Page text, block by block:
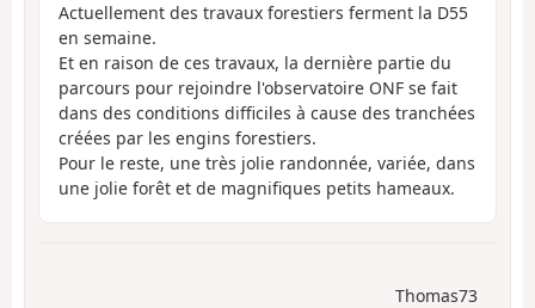
Actuellement des travaux forestiers ferment la D55
en semaine.
Et en raison de ces travaux, la dernière partie du
parcours pour rejoindre l'observatoire ONF se fait
dans des conditions difficiles à cause des tranchées
créées par les engins forestiers.
Pour le reste, une très jolie randonnée, variée, dans
une jolie forêt et de magnifiques petits hameaux.
Thomas73